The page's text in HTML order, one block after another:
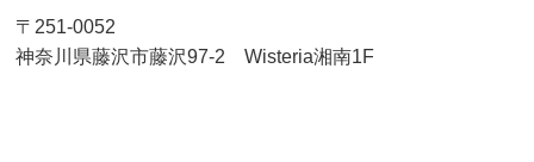
〒251-0052
神奈川県藤沢市藤沢97-2 Wisteria湘南1F